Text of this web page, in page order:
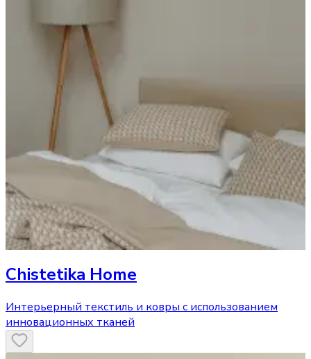
Chistetika Home
Интерьерный текстиль и ковры с использованием
инновационных тканей